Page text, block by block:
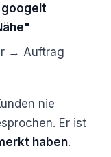
googelt
→ Auftrag
nie
Er ist
haben.